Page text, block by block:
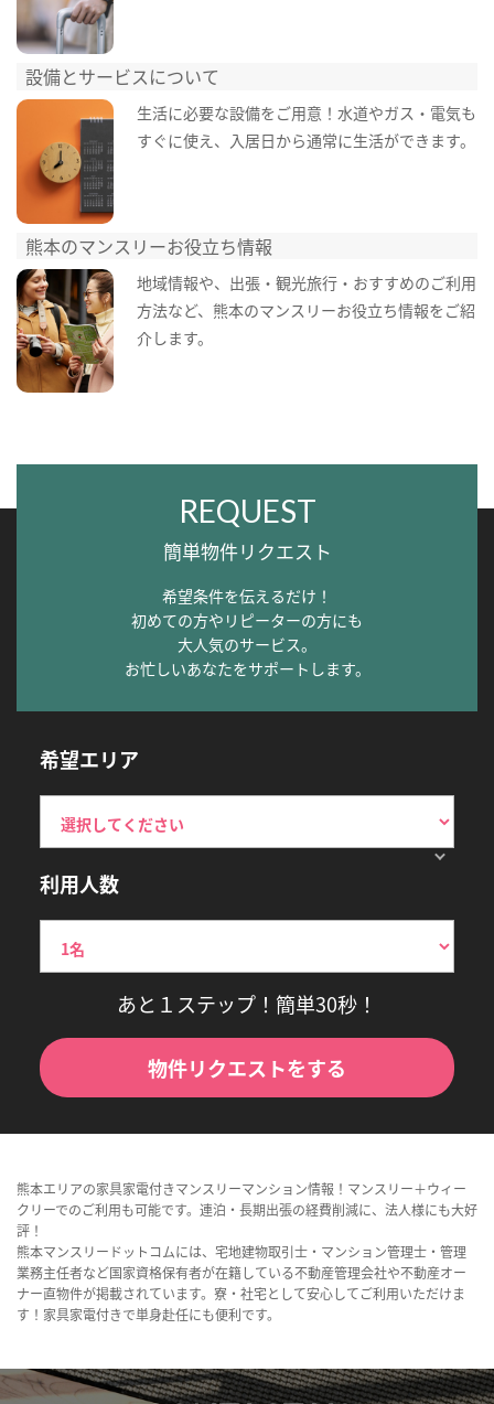
設備とサービスについて
生活に必要な設備をご用意！水道やガス・電気も
すぐに使え、入居日から通常に生活ができます。
熊本のマンスリーお役立ち情報
地域情報や、出張・観光旅行・おすすめのご利用
方法など、熊本のマンスリーお役立ち情報をご紹
介します。
REQUEST
簡単物件リクエスト
希望条件を伝えるだけ！
初めての方やリピーターの方にも
大人気のサービス。
お忙しいあなたをサポートします。
希望エリア
利用人数
あと１ステップ！簡単30秒！
物件リクエストをする
熊本エリアの家具家電付きマンスリーマンション情報！マンスリー＋ウィー
クリーでのご利用も可能です。連泊・長期出張の経費削減に、法人様にも大好
評！
熊本マンスリードットコムには、宅地建物取引士・マンション管理士・管理
業務主任者など国家資格保有者が在籍している不動産管理会社や不動産オー
ナー直物件が掲載されています。寮・社宅として安心してご利用いただけま
す！家具家電付きで単身赴任にも便利です。